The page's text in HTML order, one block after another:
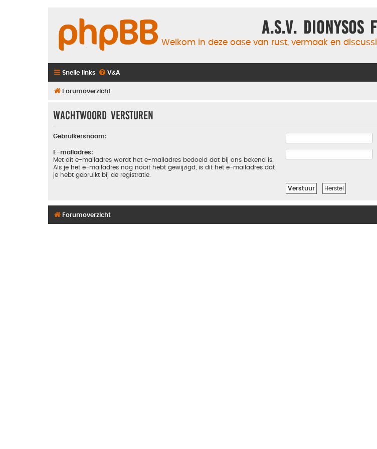
A.S.V. Dionysos
Welkom in deze oase van rust, vermaak en
Snelle links V&A
Forumoverzicht
Wachtwoord versturen
Gebruikersnaam:
E-mailadres:
Met dit e-mailadres wordt het e-mailadres bedoeld dat bij ons bekend is.
Als je het e-mailadres nog nooit hebt gewijzigd, is dit het e-mailadres dat
je hebt gebruikt bij de registratie.
Forumoverzicht